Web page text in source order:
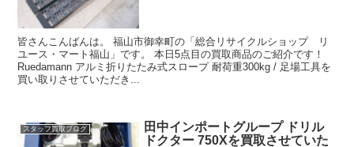
皆さんこんばんは。 福山市御幸町の「総合リサイクルショップ リ
ユース・マート福山」です。 本日5点目の買取商品のご紹介です！
Ruedamann アルミ折りたたみ式スロープ 耐荷重300kg / 足場工具を
買い取りさせていただき...
スタッフ買取ブログ
田中インポートグループ ドリル
ドクター 750Xを買取させていた